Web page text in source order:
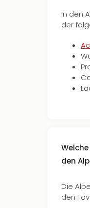
In den
der
den
Die
den